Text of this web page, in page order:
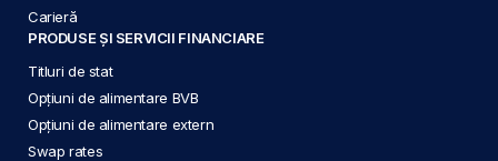
Carieră
PRODUSE ȘI SERVICII FINANCIARE
Titluri de stat
Opțiuni de alimentare BVB
Opțiuni de alimentare extern
Swap rates